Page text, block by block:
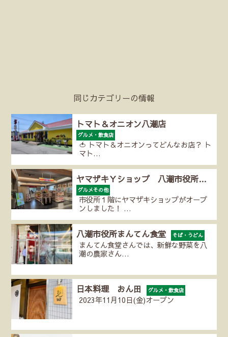
同じカテゴリーの情報
トマト＆オニオン八潮店
グルメ・飲食店
🍅 トマト＆オニオンってどんなお店？ ト
マト…
ヤマザキＹショップ 八潮市役所…
グルメその他
市役所１階にヤマザキショップがオープ
ンしました！ …
八潮市役所まんてん食堂 そば・うどん
まんてん食堂さんでは、新鮮な野菜を八
潮の農家さん…
日本料理 おん田 グルメ・飲食店
2023年11月10日(金)オープン